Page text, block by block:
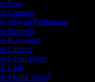
Foto
Gaming
Hewan Peliharaan
Komedi
Komentar
Latihan
Layar Hijau
Lirik
Media Sosial